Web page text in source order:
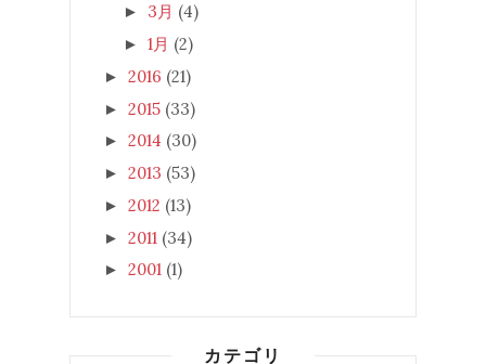
► 3月 (4)
► 1月 (2)
► 2016 (21)
► 2015 (33)
► 2014 (30)
► 2013 (53)
► 2012 (13)
► 2011 (34)
► 2001 (1)
カテゴリ